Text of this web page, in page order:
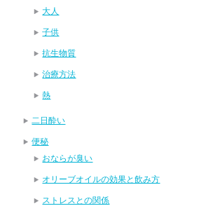
大人
子供
抗生物質
治療方法
熱
二日酔い
便秘
おならが臭い
オリーブオイルの効果と飲み方
ストレスとの関係